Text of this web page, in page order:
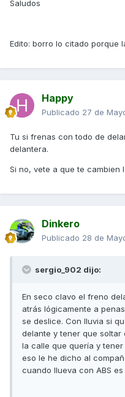
Saludos
Edito: borro lo citado porque
Happy
Publicado 27 de
Tu si frenas con todo de
delantera.
Si no, vete a que te cambien
Dinkero
Publicado 28 de
sergio_902 dijo:
En seco clavo el freno
atrás lógicamente a
se deslice. Con lluvia si
delante y tener que
la calle que quería y
eso le he dicho al
cuando llueva con ABS es